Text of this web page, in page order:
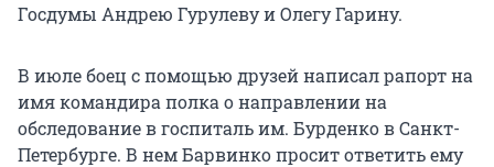
Госдумы Андрею Гурулеву и Олегу Гарину.
В июле боец с помощью друзей написал рапорт на
имя командира полка о направлении на
обследование в госпиталь им. Бурденко в Санкт-
Петербурге. В нем Барвинко просит ответить ему